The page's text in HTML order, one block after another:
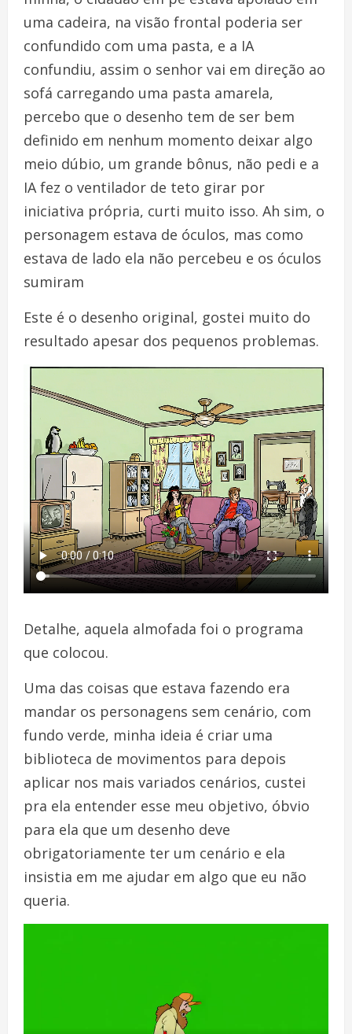
uma cadeira, na visão frontal poderia ser
confundido com uma pasta, e a IA
confundiu, assim o senhor vai em direção ao
sofá carregando uma pasta amarela,
percebo que o desenho tem de ser bem
definido em nenhum momento deixar algo
meio dúbio, um grande bônus, não pedi e a
IA fez o ventilador de teto girar por
iniciativa própria, curti muito isso. Ah sim, o
personagem estava de óculos, mas como
estava de lado ela não percebeu e os óculos
sumiram
Este é o desenho original, gostei muito do
resultado apesar dos pequenos problemas.
Detalhe, aquela almofada foi o programa
que colocou.
Uma das coisas que estava fazendo era
mandar os personagens sem cenário, com
fundo verde, minha ideia é criar uma
biblioteca de movimentos para depois
aplicar nos mais variados cenários, custei
pra ela entender esse meu objetivo, óbvio
para ela que um desenho deve
obrigatoriamente ter um cenário e ela
insistia em me ajudar em algo que eu não
queria.